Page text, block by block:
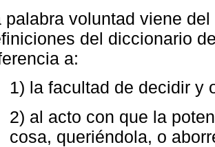
palabra voluntad viene
del diccionario
a:
1) la facultad de decidir y
2) al acto con que la
cosa, queriéndola, o